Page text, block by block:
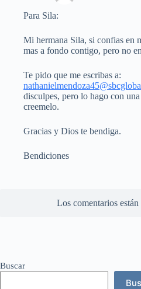
Para Sila:
Mi hermana Sila, si confias en
mas a fondo contigo, pero no
Te pido que me escribas a:
disculpes, pero lo hago con
creemelo.
Gracias y Dios te bendiga.
Bendiciones
Los comentarios están
Buscar